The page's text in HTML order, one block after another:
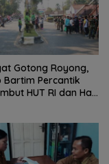
Gotong Royong,
Bartim Percantik
HUT RI dan Hari